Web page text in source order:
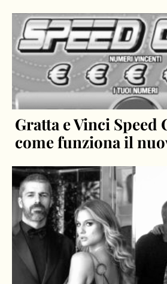
Gratta e Vinci Speed
come funziona il